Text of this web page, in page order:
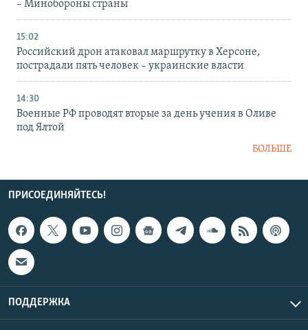
– Минобороны страны
15:02
Российский дрон атаковал маршрутку в Херсоне,
пострадали пять человек – украинские власти
14:30
Военные РФ проводят вторые за день учения в Оливе
под Ялтой
БОЛЬШЕ
ПРИСОЕДИНЯЙТЕСЬ!
ПОДДЕРЖКА